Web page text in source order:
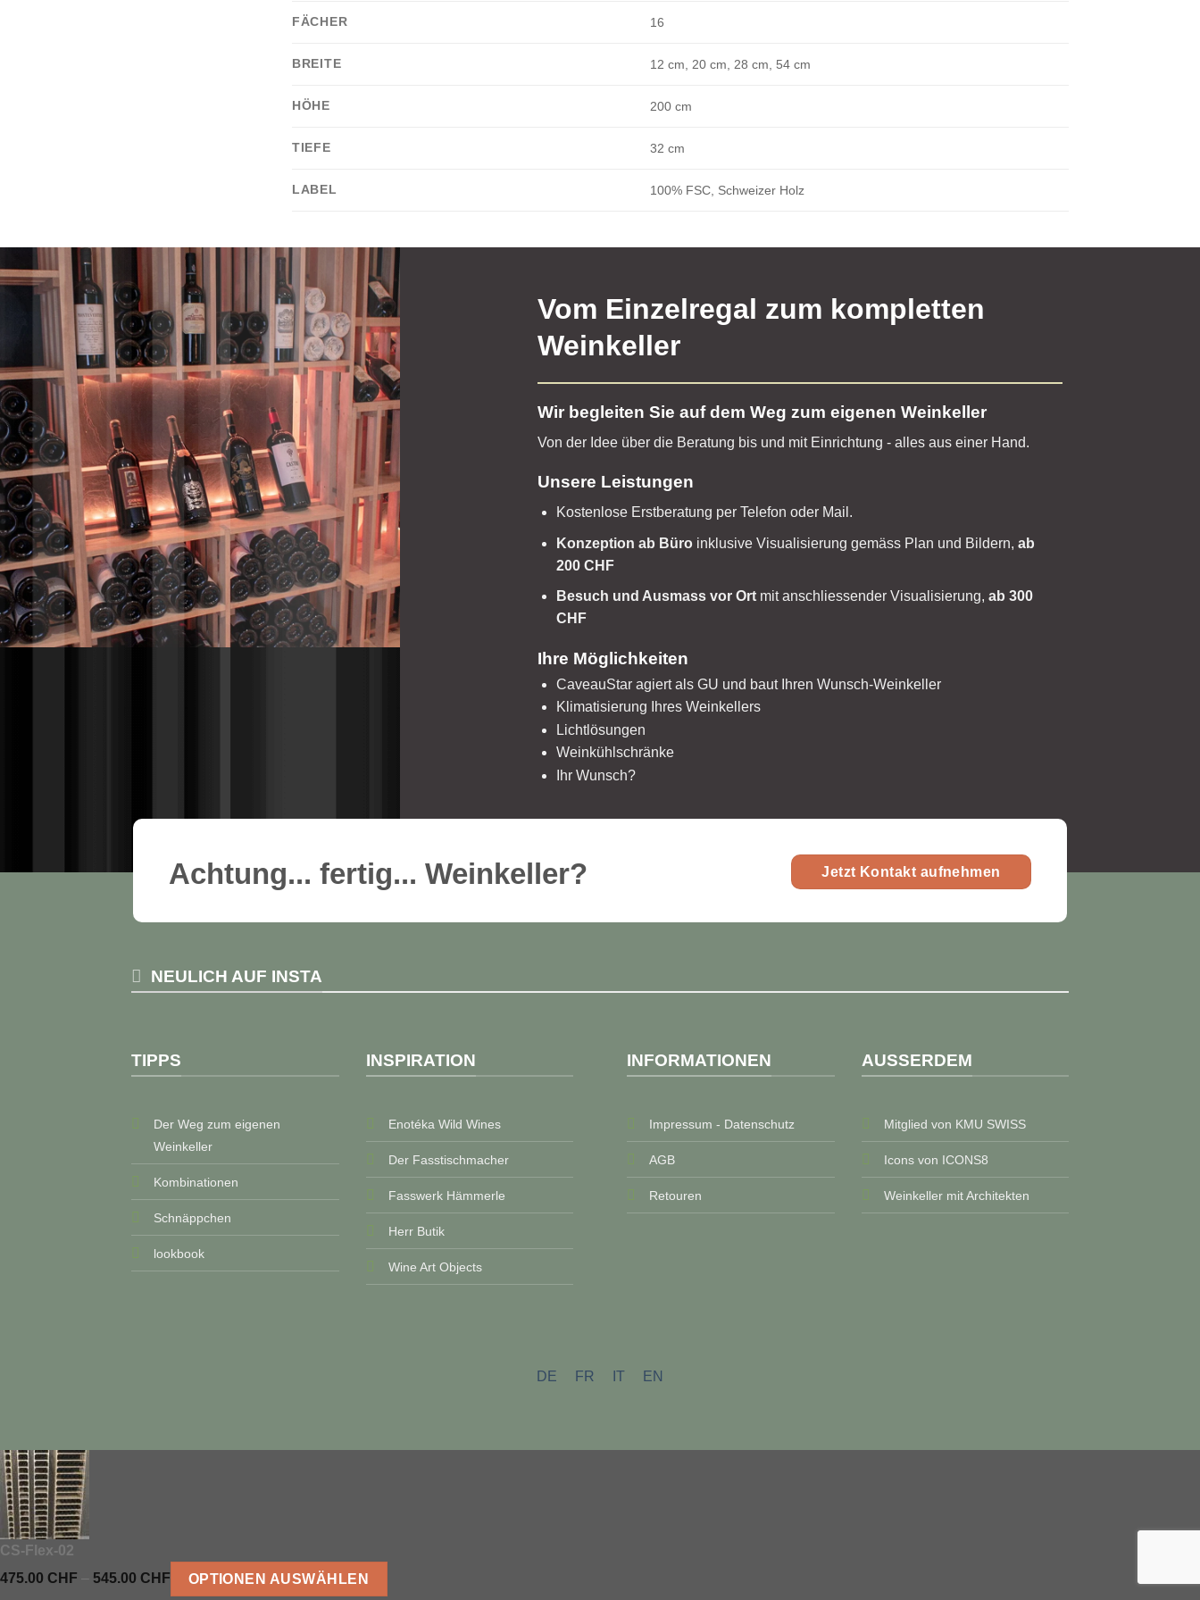
FÄCHER 16
BREITE 12 cm, 20 cm, 28 cm, 54 cm
HÖHE 200 cm
TIEFE 32 cm
LABEL 100% FSC, Schweizer Holz
Vom Einzelregal zum kompletten
Weinkeller
Wir begleiten Sie auf dem Weg zum eigenen Weinkeller
Von der Idee über die Beratung bis und mit Einrichtung - alles aus einer Hand.
Unsere Leistungen
Kostenlose Erstberatung per Telefon oder Mail.
Konzeption ab Büro inklusive Visualisierung gemäss Plan und Bildern,ab
200 CHF
Besuch und Ausmass vor Ort mit anschliessender Visualisierung,ab 300
CHF
Ihre Möglichkeiten
CaveauStar agiert als GU und baut Ihren Wunsch-Weinkeller
Klimatisierung Ihres Weinkellers
Lichtlösungen
Weinkühlschränke
Ihr Wunsch?
Achtung... fertig...Weinkeller? Jetzt Kontakt aufnehmen
NEULICH AUF INSTA
TIPPS
Der Weg zum eigenen
Weinkeller
Kombinationen
Schnäppchen
lookbook
INSPIRATION
Enotéka Wild Wines
Der Fasstischmacher
Fasswerk Hämmerle
Herr Butik
Wine Art Objects
INFORMATIONEN
Impressum - Datenschutz
AGB
Retouren
AUSSERDEM
Mitglied von KMU SWISS
Icons von ICONS8
Weinkeller mit Architekten
DE FR IT EN
CS-Flex-02
475.00 CHF – 545.00 CHF Preisspanne:
475.00 CHF
OPTIONEN AUSWÄHLEN